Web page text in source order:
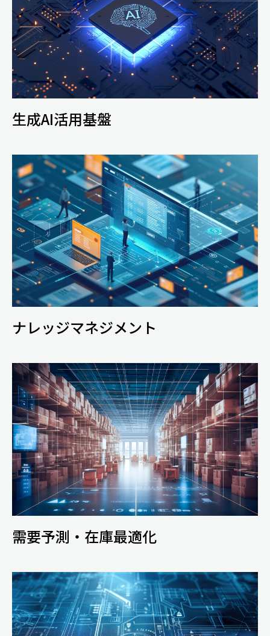
生成AI活用基盤
ナレッジマネジメント
需要予測・在庫最適化